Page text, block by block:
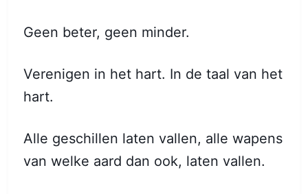
Geen beter, geen minder.
Verenigen in het hart. In de taal van het
hart.
Alle geschillen laten vallen, alle wapens
van welke aard dan ook, laten vallen.